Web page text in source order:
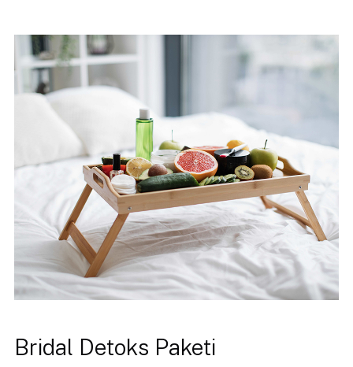
Bridal Detoks Paketi